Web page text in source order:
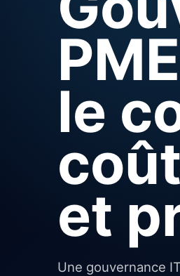
le
et
Une gouvernance